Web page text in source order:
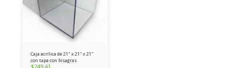
Caja acrílica de 21" x 21" x 21"
con tapa con bisagras
$249.41